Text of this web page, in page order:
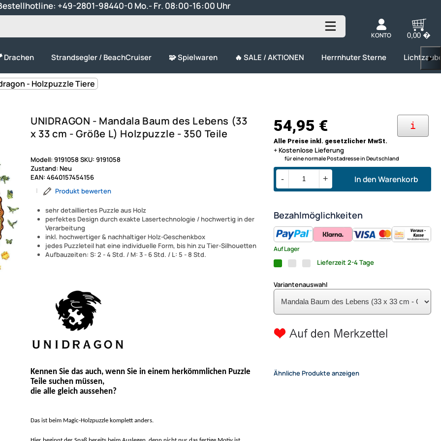
+49-2801-98440-0 Mo.- Fr. 08:00-16:00 Uhr
KONTO 0,00 �
Drachen Strandsegler / BeachCruiser 🧩 Spielwaren 🔥 SALE / AKTIONEN Herrnhuter Sterne ▶
- Holzpuzzle Tiere
UNIDRAGON - Mandala Baum des Lebens (33
x 33 cm - Größe L) Holzpuzzle - 350 Teile
sehr detailliertes Puzzle aus Holz
perfektes Design durch exakte Lasertechnologie / hochwertig in der
Verarbeitung
inkl. hochwertiger & nachhaltiger Holz-Geschenkbox
jedes Puzzleteil hat eine individuelle Form, bis hin zu Tier-Silhouetten
Aufbauzeiten: S: 2 - 4 Std. / M: 3 - 6 Std. / L: 5 - 8 Std.
Modell: 9191058 SKU: 9191058
Zustand: Neu
EAN: 4640157454156
|
Produkt bewerten
Kennen Sie das auch, wenn Sie in einem herkömmlichen Puzzle
Teile suchen müssen,
die alle gleich aussehen?
Das ist beim Magic-Holzpuzzle komplett anders.
i
54,95 €
Alle Preise inkl. gesetzlicher MwSt.
+ Kostenlose Lieferung
für eine normale Postadresse in Deutschland
In den Warenkorb
- +
Bezahlmöglichkeiten
Auf Lager
Lieferzeit 2-4 Tage
Variantenauswahl
Ähnliche Produkte anzeigen